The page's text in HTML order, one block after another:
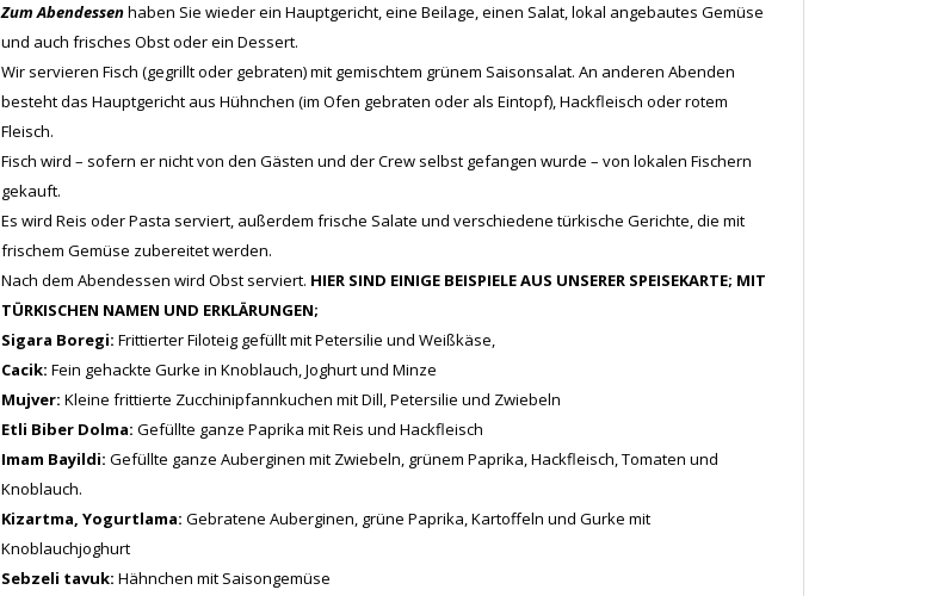
Zum Abendessenhaben Sie wieder ein Hauptgericht, eine Beilage, einen Salat, lokal angebautes Gemüse
und auch frisches Obst oder ein Dessert.
Wir servieren Fisch (gegrillt oder gebraten) mit gemischtem grünem Saisonsalat. An anderen Abenden
besteht das Hauptgericht aus Hühnchen (im Ofen gebraten oder als Eintopf), Hackfleisch oder rotem
Fleisch.
Fisch wird – sofern er nicht von den Gästen und der Crew selbst gefangen wurde – von lokalen Fischern
gekauft.
Es wird Reis oder Pasta serviert, außerdem frische Salate und verschiedene türkische Gerichte, die mit
frischem Gemüse zubereitet werden.
Nach dem Abendessen wird Obst serviert. HIER SIND EINIGE BEISPIELE AUS UNSERER SPEISEKARTE; MIT
TÜRKISCHEN NAMEN UND ERKLÄRUNGEN;
Sigara Boregi: Frittierter Filoteig gefüllt mit Petersilie und Weißkäse,
Cacik: Fein gehackte Gurke in Knoblauch, Joghurt und Minze
Mujver: Kleine frittierte Zucchinipfannkuchen mit Dill, Petersilie und Zwiebeln
Etli Biber Dolma: Gefüllte ganze Paprika mit Reis und Hackfleisch
Imam Bayildi: Gefüllte ganze Auberginen mit Zwiebeln, grünem Paprika, Hackfleisch, Tomaten und
Knoblauch.
Kizartma, Yogurtlama: Gebratene Auberginen, grüne Paprika, Kartoffeln und Gurke mit
Knoblauchjoghurt
Sebzeli tavuk: Hähnchen mit Saisongemüse